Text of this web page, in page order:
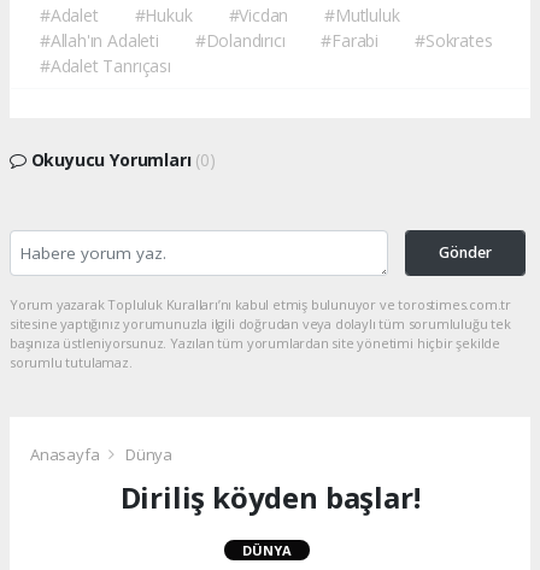
#Adalet #Hukuk #Vicdan
#Mutluluk
#Allah'ın Adaleti
#Dolandırıcı #Farabi
#Sokrates
#Adalet Tanrıçası
Okuyucu Yorumları (0)
Gönder
Yorum yazarak Topluluk Kuralları’nı kabul etmiş bulunuyor ve torostimes.com.tr
sitesine yaptığınız yorumunuzla ilgili doğrudan veya dolaylı tüm sorumluluğu tek
başınıza üstleniyorsunuz. Yazılan tüm yorumlardan site yönetimi hiçbir şekilde
sorumlu tutulamaz.
Anasayfa Dünya
Diriliş köyden başlar!
DÜNYA